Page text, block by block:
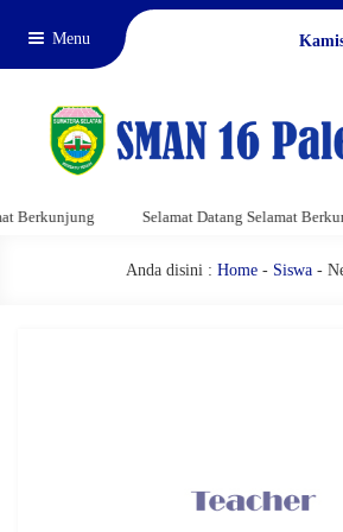
Menu
Berkunjung Selamat Datang Selamat
Anda disini : Home- Siswa-